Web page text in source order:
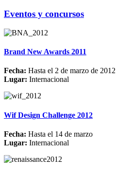
Eventos y concursos
Brand New Awards 2011
Fecha: Hasta el 2 de marzo de 2012
Lugar: Internacional
Wif Design Challenge 2012
Fecha: Hasta el 14 de marzo
Lugar: Internacional